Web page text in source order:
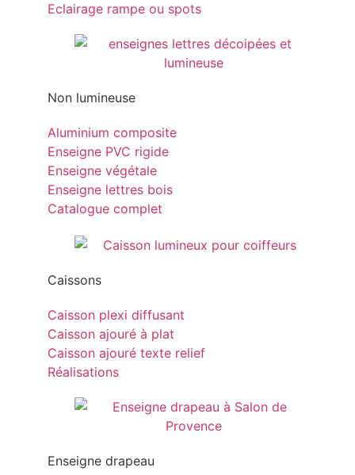
Eclairage rampe ou spots
Non lumineuse
Aluminium composite
Enseigne PVC rigide
Enseigne végétale
Enseigne lettres bois
Catalogue complet
Caissons
Caisson plexi diffusant
Caisson ajouré à plat
Caisson ajouré texte relief
Réalisations
Enseigne drapeau